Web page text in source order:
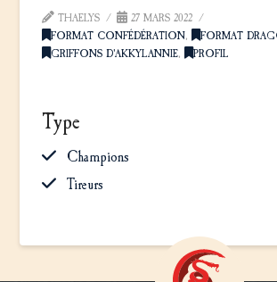
THAELYS
27 MARS 2022
FORMAT CONFÉDÉRATION, FORMAT
GRIFFONS D'AKKYLANNIE, PROFIL
Type
Champions
Tireurs